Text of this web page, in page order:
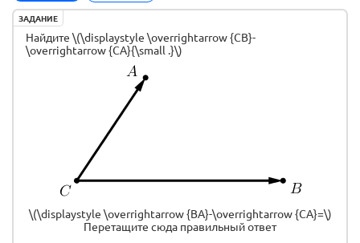
ЗАДАНИЕ
Найдите \(\displaystyle \overrightarrow {CB}-
\overrightarrow {CA}{\small .}\)
\(\displaystyle \overrightarrow {BA}-\overrightarrow {CA}=\)
Перетащите сюда правильный ответ